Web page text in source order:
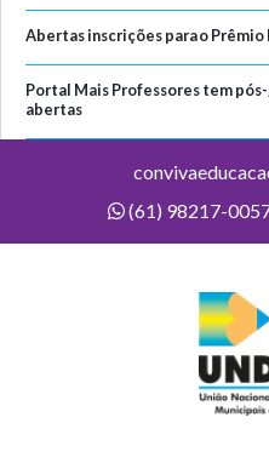
Abertas inscrições para o Prêmio
Portal Mais Professores tem
abertas
(61) 98217-